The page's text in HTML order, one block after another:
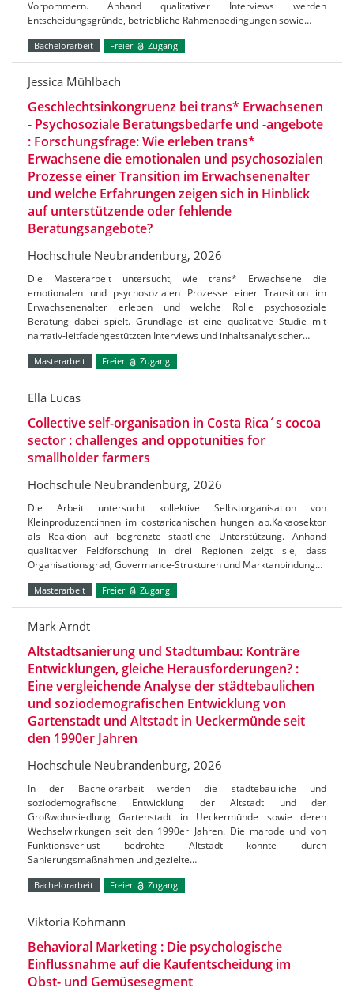
Vorpommern. Anhand qualitativer Interviews werden
Entscheidungsgründe, betriebliche Rahmenbedingungen sowie…
Bachelorarbeit Freier Zugang
Jessica Mühlbach
Geschlechtsinkongruenz bei trans* Erwachsenen
- Psychosoziale Beratungsbedarfe und -angebote
: Forschungsfrage: Wie erleben trans*
Erwachsene die emotionalen und psychosozialen
Prozesse einer Transition im Erwachsenenalter
und welche Erfahrungen zeigen sich in Hinblick
auf unterstützende oder fehlende
Beratungsangebote?
Hochschule Neubrandenburg, 2026
Die Masterarbeit untersucht, wie trans* Erwachsene die
emotionalen und psychosozialen Prozesse einer Transition im
Erwachsenenalter erleben und welche Rolle psychosoziale
Beratung dabei spielt. Grundlage ist eine qualitative Studie mit
narrativ-leitfadengestützten Interviews und inhaltsanalytischer…
Masterarbeit Freier Zugang
Ella Lucas
Collective self-organisation in Costa Rica´s cocoa
sector : challenges and oppotunities for
smallholder farmers
Hochschule Neubrandenburg, 2026
Die Arbeit untersucht kollektive Selbstorganisation von
Kleinproduzent:innen im costaricanischen hungen ab.Kakaosektor
als Reaktion auf begrenzte staatliche Unterstützung. Anhand
qualitativer Feldforschung in drei Regionen zeigt sie, dass
Organisationsgrad, Govermance-Strukturen und Marktanbindung…
Masterarbeit Freier Zugang
Mark Arndt
Altstadtsanierung und Stadtumbau: Konträre
Entwicklungen, gleiche Herausforderungen? :
Eine vergleichende Analyse der städtebaulichen
und soziodemografischen Entwicklung von
Gartenstadt und Altstadt in Ueckermünde seit
den 1990er Jahren
Hochschule Neubrandenburg, 2026
In der Bachelorarbeit werden die städtebauliche und
soziodemografische Entwicklung der Altstadt und der
Großwohnsiedlung Gartenstadt in Ueckermünde sowie deren
Wechselwirkungen seit den 1990er Jahren. Die marode und von
Funktionsverlust bedrohte Altstadt konnte durch
Sanierungsmaßnahmen und gezielte…
Bachelorarbeit Freier Zugang
Viktoria Kohmann
Behavioral Marketing : Die psychologische
Einflussnahme auf die Kaufentscheidung im
Obst- und Gemüsesegment